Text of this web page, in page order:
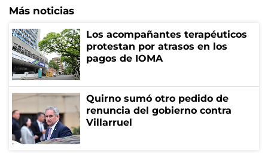
Más noticias
Los acompañantes terapéuticos
protestan por atrasos en los
pagos de IOMA
Quirno sumó otro pedido de
renuncia del gobierno contra
Villarruel